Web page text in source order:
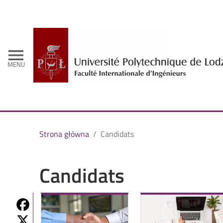
menu
MENU
Strona główna Candidats
Candidats
Share on Fb
Share on Twitter